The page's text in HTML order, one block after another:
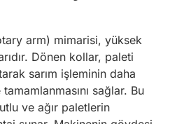
arm) mimarisi, yüksek
Dönen kollar, paleti
sarım işleminin daha
sağlar. Bu
ve ağır paletlerin